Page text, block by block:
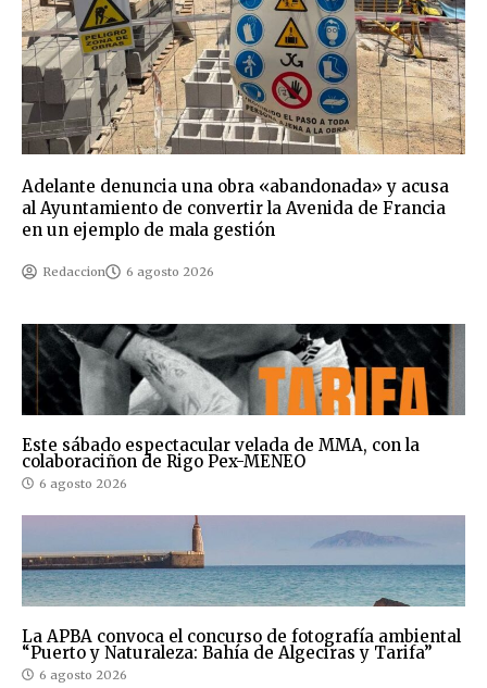
Adelante denuncia una obra «abandonada» y acusa
al Ayuntamiento de convertir la Avenida de Francia
en un ejemplo de mala gestión
Redaccion 6 agosto 2026
Este sábado espectacular velada de MMA, con la
colaboraciñon de Rigo Pex-MENEO
6 agosto 2026
La APBA convoca el concurso de fotografía ambiental
“Puerto y Naturaleza: Bahía de Algeciras y Tarifa”
6 agosto 2026